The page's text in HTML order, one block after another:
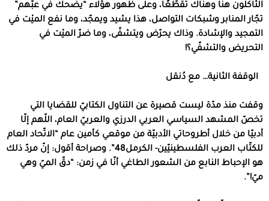
الثاكلون هنا وهناك تقطّعًا، وعلى ظهور هؤلاء “يضحك في عبّهم”
تجّار المنابر وشبكات التواصل، هذا يشيد ويمجّد، وما نفع الميْت في
التمجيد والإشادة. وذاك يحرّض ويتشفّى، وما ضرّ الميْت في
التحريض والتشفّي؟!
الوقفة الثانية… مع دُنقل
وقفت منذ مدّة ليست قصيرة عن التناول الكتابيّ للقضايا التي
تخصّ المشهد السياسي العربي الدرزي والعربيّ العام، اللّهم إلّا
أدبيّا من خلال أطروحاتي الأدبيّة من موقعي كأمين عام “الاتّحاد العام
للكتّاب العرب الفلسطينيّين- الكرمل48”. وصراحة أقول: إنّ مردّ ذلك
هو الإحباط النابع من الشعور الطاغي أنّا في زمن: “دقّ الميّ وهي
ميّ!”.